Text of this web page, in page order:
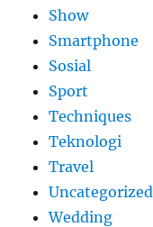
Show
Smartphone
Sosial
Sport
Techniques
Teknologi
Travel
Uncategorized
Wedding